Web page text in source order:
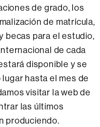
de grado, los
de matrícula,
becas para el estudio,
de cada
disponible y se
hasta el mes de
visitar la web de
las últimos
produciendo.